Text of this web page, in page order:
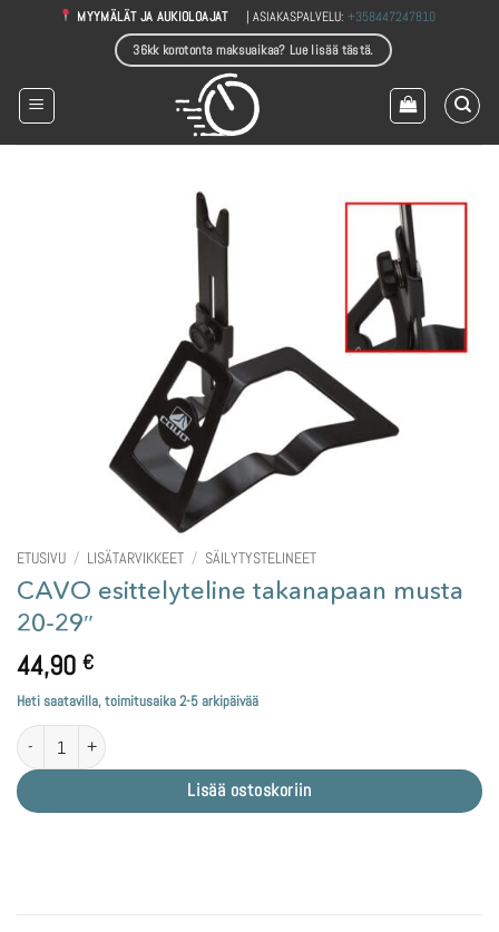
MYYMÄLÄT JA AUKIOLOAJAT | ASIAKASPALVELU:+358447247810
36kk korotonta maksuaikaa? Lue lisää tästä.
ETUSIVU / LISÄTARVIKKEET / SÄILYTYSTELINEET
CAVO esittelyteline takanapaan musta
20-29″
44,90 €
Heti saatavilla, toimitusaika 2-5 arkipäivää
CAVO esittelyteline takanapaan musta 20-29" määrä
Lisää ostoskoriin